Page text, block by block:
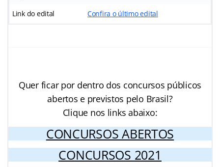
Link do edital Confira o último edital
Quer ficar por dentro dos concursos públicos
abertos e previstos pelo Brasil?
Clique nos links abaixo:
CONCURSOS ABERTOS
CONCURSOS 2021